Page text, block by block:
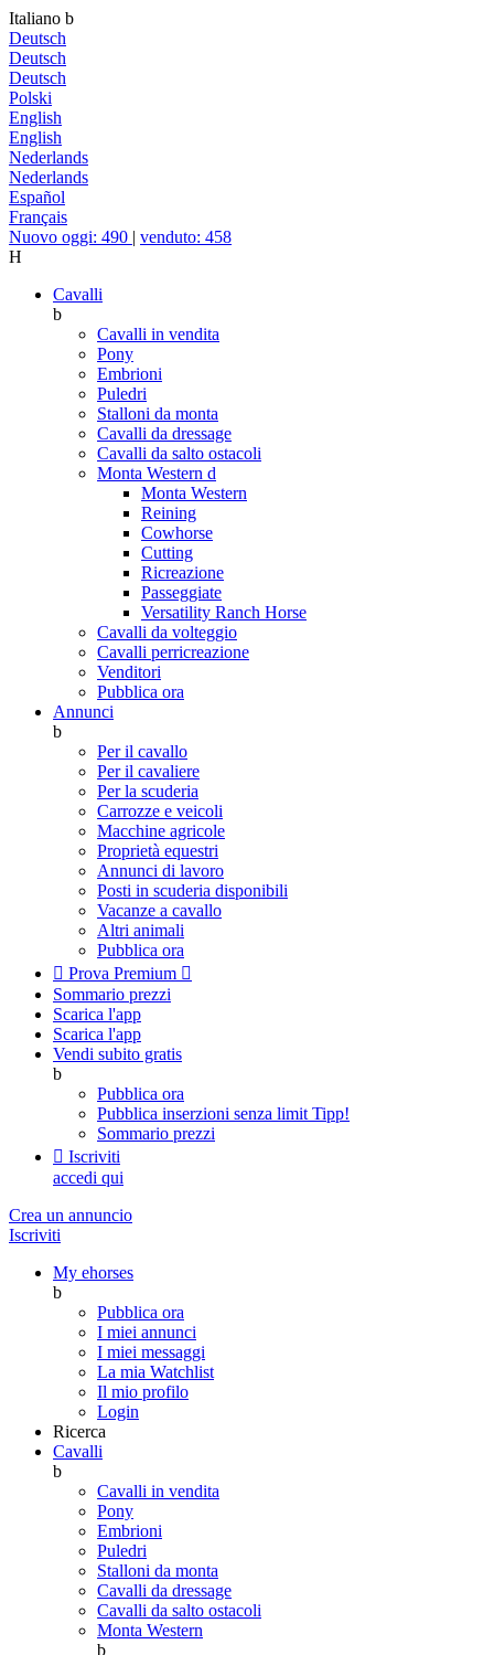
Italiano b
Deutsch
Deutsch
Deutsch
Polski
English
English
Nederlands
Nederlands
Español
Français
Nuovo oggi: 490 | venduto: 458
H
Cavalli
b
Cavalli in vendita
Pony
Embrioni
Puledri
Stalloni da monta
Cavalli da dressage
Cavalli da salto ostacoli
Monta Western d
Monta Western
Reining
Cowhorse
Cutting
Ricreazione
Passeggiate
Versatility Ranch Horse
Cavalli da volteggio
Cavalli perricreazione
Venditori
Pubblica ora
Annunci
b
Per il cavallo
Per il cavaliere
Per la scuderia
Carrozze e veicoli
Macchine agricole
Proprietà equestri
Annunci di lavoro
Posti in scuderia disponibili
Vacanze a cavallo
Altri animali
Pubblica ora
 Prova Premium 
Sommario prezzi
Scarica l'app
Scarica l'app
Vendi subito gratis
b
Pubblica ora
Pubblica inserzioni senza limit Tipp!
Sommario prezzi
 Iscriviti
accedi qui
Crea un annuncio
Iscriviti
My ehorses
b
Pubblica ora
I miei annunci
I miei messaggi
La mia Watchlist
Il mio profilo
Login
Ricerca
Cavalli
b
Cavalli in vendita
Pony
Embrioni
Puledri
Stalloni da monta
Cavalli da dressage
Cavalli da salto ostacoli
Monta Western
b